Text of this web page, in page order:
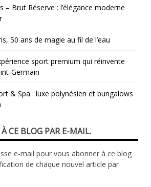
– Brut Réserve : l’élégance moderne
50 ans de magie au fil de l’eau
sport premium qui réinvente
& Spa : luxe polynésien et bungalows
CE BLOG PAR E-MAIL.
e-mail pour vous abonner à ce blog
de chaque nouvel article par